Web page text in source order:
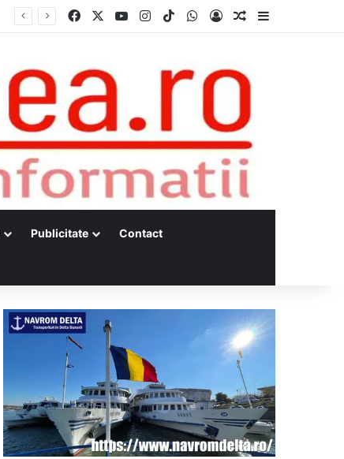
Facebook YouTubeInstagram
TikTokWhatsApp
Log InRandom Article
Publicitate Contact